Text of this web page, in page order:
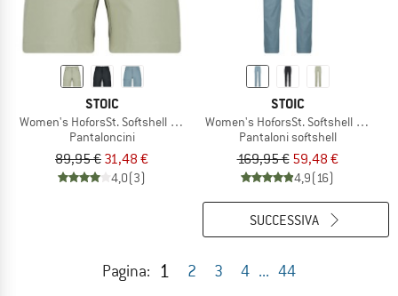
STOIC
Women's HoforsSt. Softshell Shorts Light
Pantaloncini
89,95 € 31,48 €
4,0(3)
STOIC
Women's HoforsSt. Softshell Pants
Pantaloni softshell
169,95 € 59,48 €
4,9(16)
Pagina: 1 2 3 4 ... 44
SUCCESSIVA